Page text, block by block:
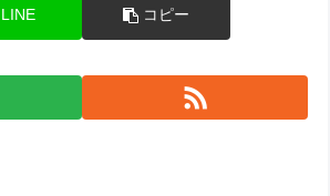
LINE コピー